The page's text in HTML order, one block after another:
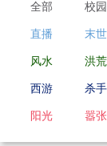
全部 校园
直播 末世
风水 洪荒
西游 杀手
阳光 嚣张